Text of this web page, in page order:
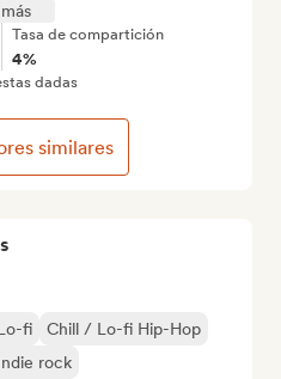
fi
Chill / Lo-fi Hip-Hop
rock
Tasa de compartición
4%
dadas
similares